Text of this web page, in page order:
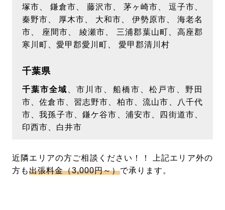
塚市、 鎌倉市、 藤沢市、 茅ヶ崎市、 逗子市、
秦野市、 厚木市、 大和市、 伊勢原市、 海老名
市、 座間市、 綾瀬市、 三浦郡葉山町、高座郡
寒川町、愛甲郡愛川町、 愛甲郡清川村
千葉県
千葉市全域
、市川市、船橋市、松戸市、野田
市、佐倉市、習志野市、柏市、流山市、八千代
市、我孫子市、鎌ケ谷市、浦安市、四街道市、
印西市、白井市
近隣エリアの方ご相談ください！！ 上記エリア外の
方も出張料金（3,000円～）で承ります。